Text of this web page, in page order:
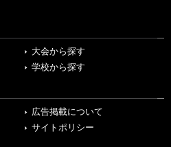
大会から探す
学校から探す
広告掲載について
サイトポリシー